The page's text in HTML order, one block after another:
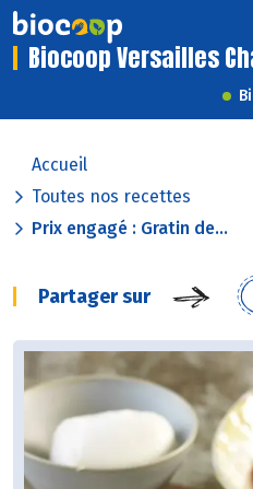
Biocoop Versailles
Accueil
Toutes nos recettes
Prix engagé : Gratin de...
Partager sur